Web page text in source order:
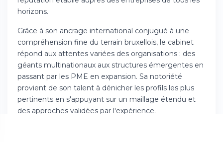
horizons.
Grâce à son ancrage international conjugué à une
compréhension fine du terrain bruxellois, le cabinet
répond aux attentes variées des organisations : des
géants multinationaux aux structures émergentes en
passant par les PME en expansion. Sa notoriété
provient de son talent à dénicher les profils les plus
pertinents en s'appuyant sur un maillage étendu et
des approches validées par l'expérience.